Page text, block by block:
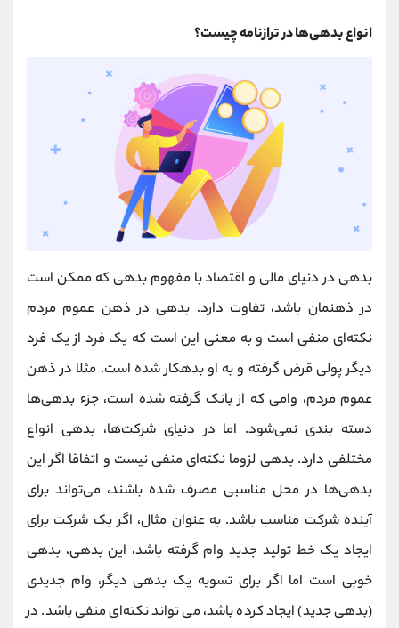
انواع بدهی‌ها در ترازنامه چیست؟
بدهی در دنیای مالی و اقتصاد با مفهوم بدهی که ممکن است
در ذهنمان باشد، تفاوت دارد. بدهی در ذهن عموم مردم
نکته‌ای منفی است و به معنی این است که یک فرد از یک فرد
دیگر پولی قرض گرفته و به او بدهکار شده است. مثلا در ذهن
عموم مردم، وامی که از بانک گرفته شده است، جزء بدهی‌ها
دسته بندی نمی‌شود. اما در دنیای شرکت‌ها، بدهی انواع
مختلفی دارد. بدهی لزوما نکته‌ای منفی نیست و اتفاقا اگر این
بدهی‌ها در محل مناسبی مصرف شده باشند، می‌تواند برای
آینده شرکت مناسب باشد. به عنوان مثال، اگر یک شرکت برای
ایجاد یک خط تولید جدید وام گرفته باشد، این بدهی، بدهی
خوبی است اما اگر برای تسویه یک بدهی دیگر، وام جدیدی
(بدهی جدید) ایجاد کرده باشد، می تواند نکته‌ای منفی باشد. در